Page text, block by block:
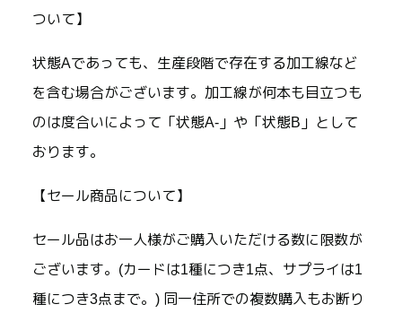
ついて】
状態Aであっても、生産段階で存在する加工線など
を含む場合がございます。加工線が何本も目立つも
のは度合いによって「状態A-」や「状態B」として
おります。
【セール商品について】
セール品はお一人様がご購入いただける数に限数が
ございます。(カードは1種につき1点、サプライは1
種につき3点まで。) 同一住所での複数購入もお断り